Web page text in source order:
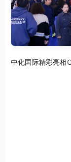
中化国际精彩亮相